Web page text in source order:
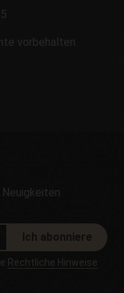
vorbehalten
Ich abonniere
Rechtliche Hinweise